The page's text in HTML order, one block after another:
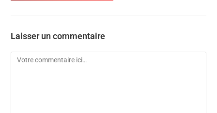
Laisser un commentaire